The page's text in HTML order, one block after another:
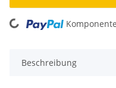
Loading...
Beschreibung